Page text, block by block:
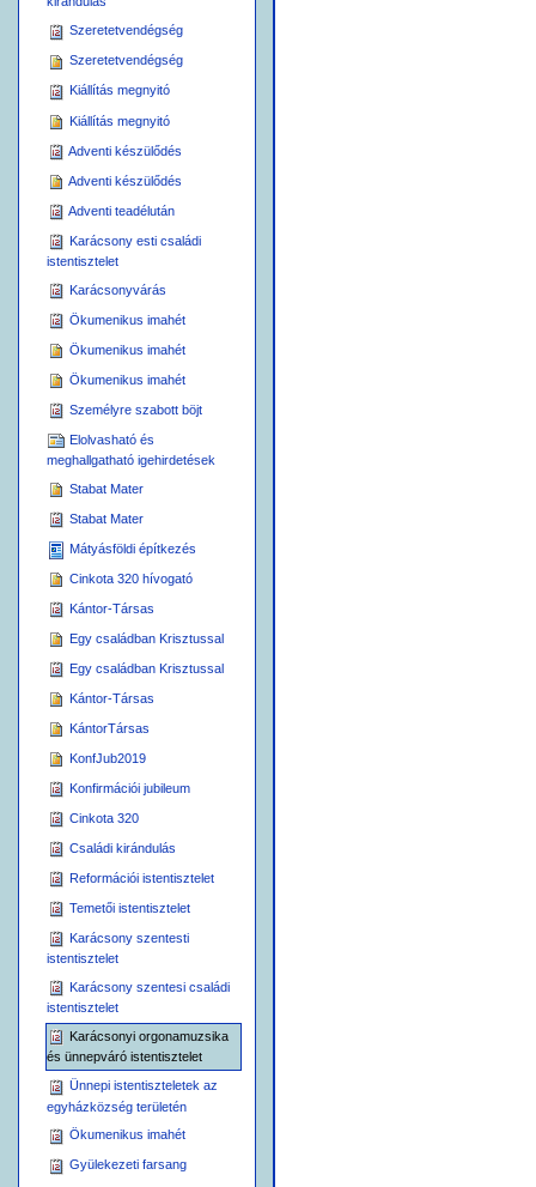
Szeretetvendégség
Szeretetvendégség
Kiállítás megnyitó
Kiállítás megnyitó
Adventi készülődés
Adventi készülődés
Adventi teadélután
Karácsony esti családi
istentisztelet
Karácsonyvárás
Ökumenikus imahét
Ökumenikus imahét
Ökumenikus imahét
Személyre szabott böjt
Elolvasható és
meghallgatható igehirdetések
Stabat Mater
Stabat Mater
Mátyásföldi építkezés
Cinkota 320 hívogató
Kántor-Társas
Egy családban Krisztussal
Egy családban Krisztussal
Kántor-Társas
KántorTársas
KonfJub2019
Konfirmációi jubileum
Cinkota 320
Családi kirándulás
Reformációi istentisztelet
Temetői istentisztelet
Karácsony szentesti
istentisztelet
Karácsony szentesi családi
istentisztelet
Karácsonyi orgonamuzsika
és ünnepváró istentisztelet
Ünnepi istentiszteletek az
egyházközség területén
Ökumenikus imahét
Gyülekezeti farsang